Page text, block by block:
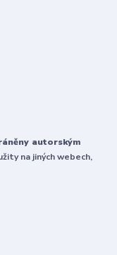
autorským
na jiných webech,